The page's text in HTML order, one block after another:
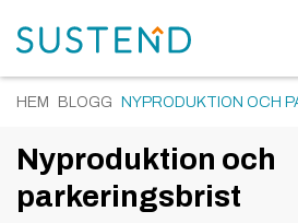
HEM BLOGG NYPRODUKTION OCH
Nyproduktion och
parkeringsbrist